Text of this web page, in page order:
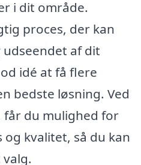
i dit område.
proces, der kan
af dit
idé at få flere
bedste løsning. Ved
du mulighed for
kvalitet, så du kan